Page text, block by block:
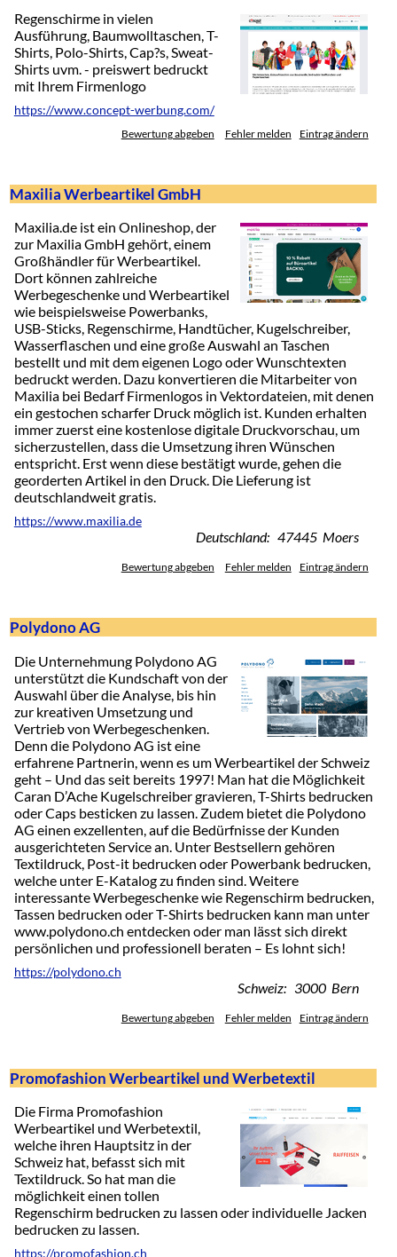
Regenschirme in vielen
Ausführung, Baumwolltaschen, T-
Shirts, Polo-Shirts, Cap?s, Sweat-
Shirts uvm. - preiswert bedruckt
mit Ihrem Firmenlogo
https://www.concept-werbung.com/
Bewertung abgeben Fehler melden Eintrag ändern
Maxilia Werbeartikel GmbH
Maxilia.de ist ein Onlineshop, der
zur Maxilia GmbH gehört, einem
Großhändler für Werbeartikel.
Dort können zahlreiche
Werbegeschenke und Werbeartikel
wie beispielsweise Powerbanks,
USB-Sticks, Regenschirme, Handtücher, Kugelschreiber,
Wasserflaschen und eine große Auswahl an Taschen
bestellt und mit dem eigenen Logo oder Wunschtexten
bedruckt werden. Dazu konvertieren die Mitarbeiter von
Maxilia bei Bedarf Firmenlogos in Vektordateien, mit denen
ein gestochen scharfer Druck möglich ist. Kunden erhalten
immer zuerst eine kostenlose digitale Druckvorschau, um
sicherzustellen, dass die Umsetzung ihren Wünschen
entspricht. Erst wenn diese bestätigt wurde, gehen die
georderten Artikel in den Druck. Die Lieferung ist
deutschlandweit gratis.
https://www.maxilia.de
Deutschland: 47445 Moers
Bewertung abgeben Fehler melden Eintrag ändern
Polydono AG
Die Unternehmung Polydono AG
unterstützt die Kundschaft von der
Auswahl über die Analyse, bis hin
zur kreativen Umsetzung und
Vertrieb von Werbegeschenken.
Denn die Polydono AG ist eine
erfahrene Partnerin, wenn es um Werbeartikel der Schweiz
geht – Und das seit bereits 1997! Man hat die Möglichkeit
Caran D’Ache Kugelschreiber gravieren, T-Shirts bedrucken
oder Caps besticken zu lassen. Zudem bietet die Polydono
AG einen exzellenten, auf die Bedürfnisse der Kunden
ausgerichteten Service an. Unter Bestsellern gehören
Textildruck, Post-it bedrucken oder Powerbank bedrucken,
welche unter E-Katalog zu finden sind. Weitere
interessante Werbegeschenke wie Regenschirm bedrucken,
Tassen bedrucken oder T-Shirts bedrucken kann man unter
www.polydono.ch entdecken oder man lässt sich direkt
persönlichen und professionell beraten – Es lohnt sich!
https://polydono.ch
Schweiz: 3000 Bern
Bewertung abgeben Fehler melden Eintrag ändern
Promofashion Werbeartikel und Werbetextil
Die Firma Promofashion
Werbeartikel und Werbetextil,
welche ihren Hauptsitz in der
Schweiz hat, befasst sich mit
Textildruck. So hat man die
möglichkeit einen tollen
Regenschirm bedrucken zu lassen oder individuelle Jacken
bedrucken zu lassen.
https://promofashion.ch